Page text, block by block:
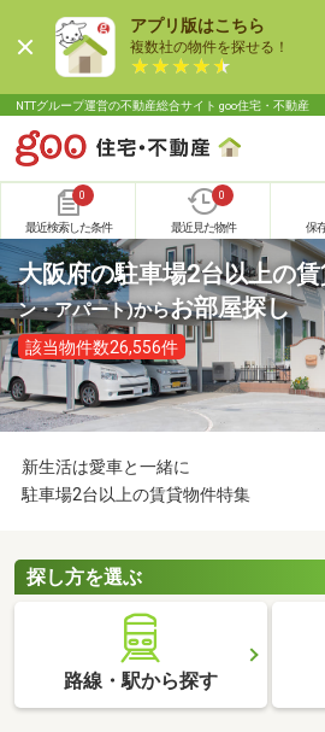
アプリ版はこちら
複数社の物件を探せる！
NTTグループ運営の不動産総合サイト goo住宅・不動産
0
最近検索した条件
0
最近見た物件 保
大阪府の駐車場2台以上の
ン・アパート)からお部屋探し
該当物件数26,556件
新生活は愛車と一緒に
駐車場2台以上の賃貸物件特集
探し方を選ぶ
路線・駅から探す